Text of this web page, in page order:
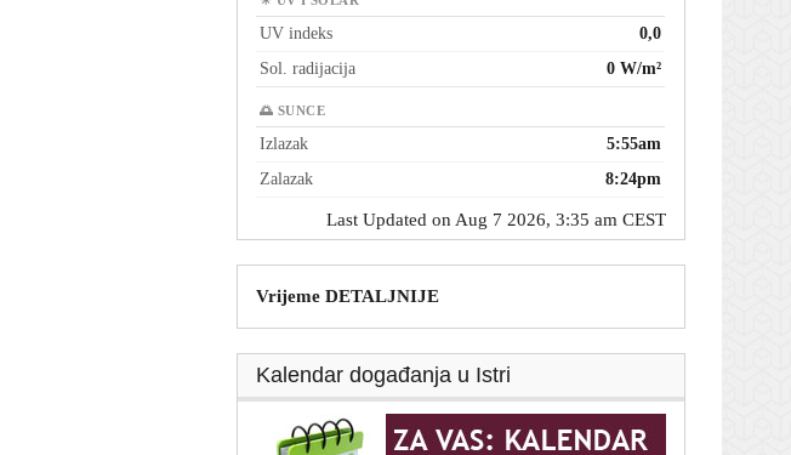
UV indeks
0,0
Sol. radijacija
0 W/m²
🌅 SUNCE
Izlazak
5:55am
Zalazak
8:24pm
Last Updated on Aug 7 2026, 3:35 am CEST
Vrijeme DETALJNIJE
Kalendar događanja u Istri